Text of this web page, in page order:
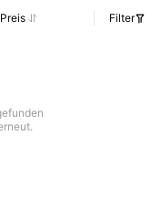
Preis Filter